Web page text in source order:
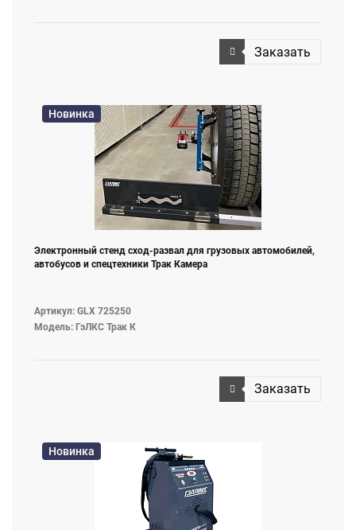
Заказать
Новинка
Электронный стенд сход-развал для грузовых автомобилей,
автобусов и спецтехники Трак Камера
Артикул: GLX 725250
Модель: ГэЛКС Трак К
Заказать
Новинка